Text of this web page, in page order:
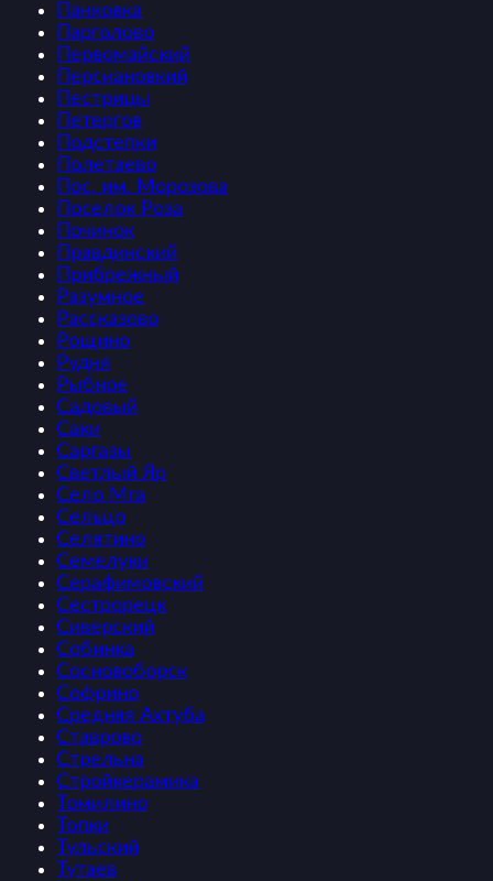
Панковка
Парголово
Первомайский
Персиановкий
Пестрицы
Петергов
Подстепки
Полетаево
Пос. им. Морозова
Поселок Роза
Починок
Правдинский
Прибрежный
Разумное
Рассказово
Рощино
Рудня
Рыбное
Садовый
Саки
Саргазы
Светлый Яр
Село Мга
Сельцо
Селятино
Семелуки
Серафимовский
Сестрорецк
Сиверский
Собинка
Сосновоборск
Софрино
Средняя Ахтуба
Ставрово
Стрельна
Стройкерамика
Томилино
Топки
Тульский
Тутаев